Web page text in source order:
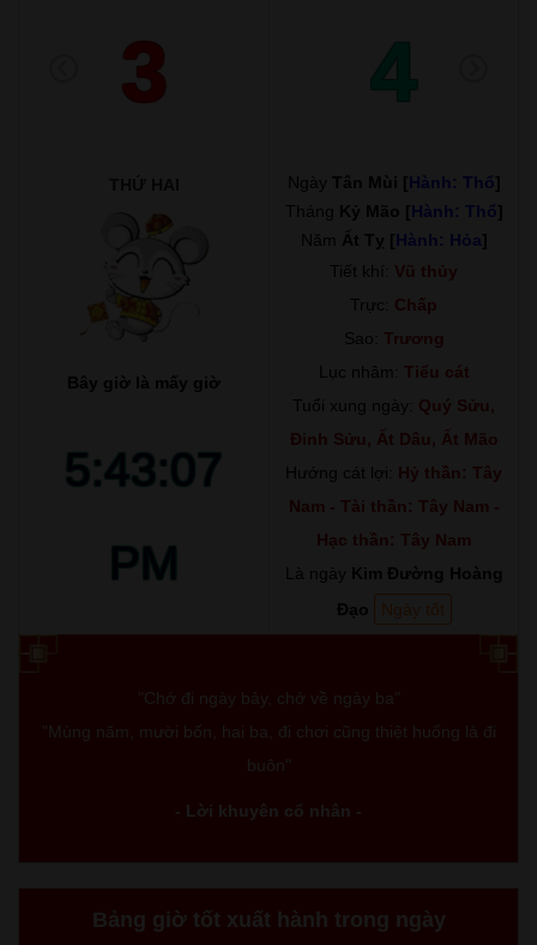
3 4
Bây giờ là mấy giờ
5:43:08
PM
Ngày Tân Mùi [Hành: Thổ]
Tháng Kỷ Mão [Hành: Thổ]
Năm Ất Tỵ [Hành: Hỏa]
Tiết khí: Vũ thủy
Trực: Chấp
Sao: Trương
Lục nhâm: Tiểu cát
Tuổi xung ngày: Quý Sửu,
Đinh Sửu, Ất Dâu, Ất Mão
Hướng cát lợi: Hỷ thần: Tây
Nam - Tài thần: Tây Nam -
Hạc thần: Tây Nam
Là ngày Kim Đường Hoàng
Đạo
Ngày tốt
"Chớ đi ngày bảy, chớ về ngày ba"
"Mùng năm, mười bốn, hai ba, đi chơi cũng thiệt huống là đi
buôn"
- Lời khuyên cổ nhân -
Bảng giờ tốt xuất hành trong ngày